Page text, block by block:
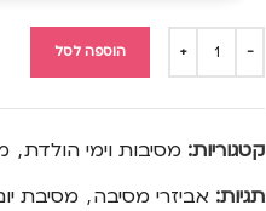
הוספה לסל
קטגוריות: מסיבות וימי הולדת,
תגיות: אביזרי מסיבה, מסיבת